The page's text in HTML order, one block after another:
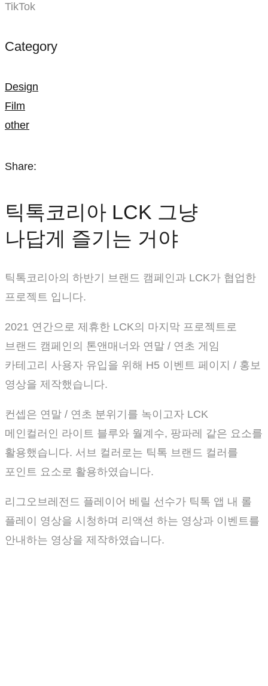
TikTok
Category
Design
Film
other
Share:
틱톡코리아 LCK 그냥
나답게 즐기는 거야
틱톡코리아의 하반기 브랜드 캠페인과 LCK가 협업한
프로젝트 입니다.
2021 연간으로 제휴한 LCK의 마지막 프로젝트로
브랜드 캠페인의 톤앤매너와 연말 / 연초 게임
카테고리 사용자 유입을 위해 H5 이벤트 페이지 / 홍보
영상을 제작했습니다.
컨셉은 연말 / 연초 분위기를 녹이고자 LCK
메인컬러인 라이트 블루와 월계수, 팡파레 같은 요소를
활용했습니다. 서브 컬러로는 틱톡 브랜드 컬러를
포인트 요소로 활용하였습니다.
리그오브레전드 플레이어 베릴 선수가 틱톡 앱 내 롤
플레이 영상을 시청하며 리액션 하는 영상과 이벤트를
안내하는 영상을 제작하였습니다.